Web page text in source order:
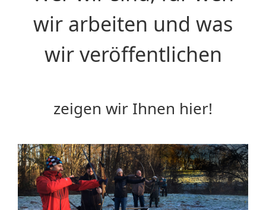
wir arbeiten und was
wir veröffentlichen
zeigen wir Ihnen hier!